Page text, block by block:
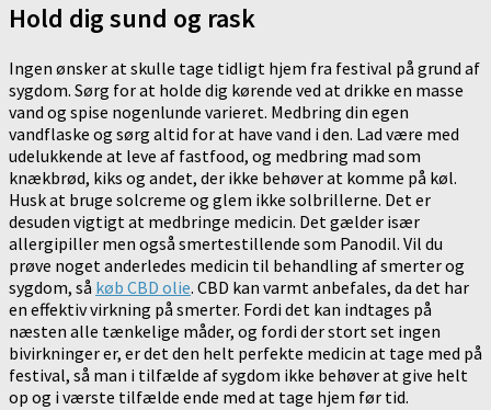
Hold dig sund og rask
Ingen ønsker at skulle tage tidligt hjem fra festival på grund af
sygdom. Sørg for at holde dig kørende ved at drikke en masse
vand og spise nogenlunde varieret. Medbring din egen
vandflaske og sørg altid for at have vand i den. Lad være med
udelukkende at leve af fastfood, og medbring mad som
knækbrød, kiks og andet, der ikke behøver at komme på køl.
Husk at bruge solcreme og glem ikke solbrillerne. Det er
desuden vigtigt at medbringe medicin. Det gælder især
allergipiller men også smertestillende som Panodil. Vil du
prøve noget anderledes medicin til behandling af smerter og
sygdom, så køb CBD olie. CBD kan varmt anbefales, da det har
en effektiv virkning på smerter. Fordi det kan indtages på
næsten alle tænkelige måder, og fordi der stort set ingen
bivirkninger er, er det den helt perfekte medicin at tage med på
festival, så man i tilfælde af sygdom ikke behøver at give helt
op og i værste tilfælde ende med at tage hjem før tid.